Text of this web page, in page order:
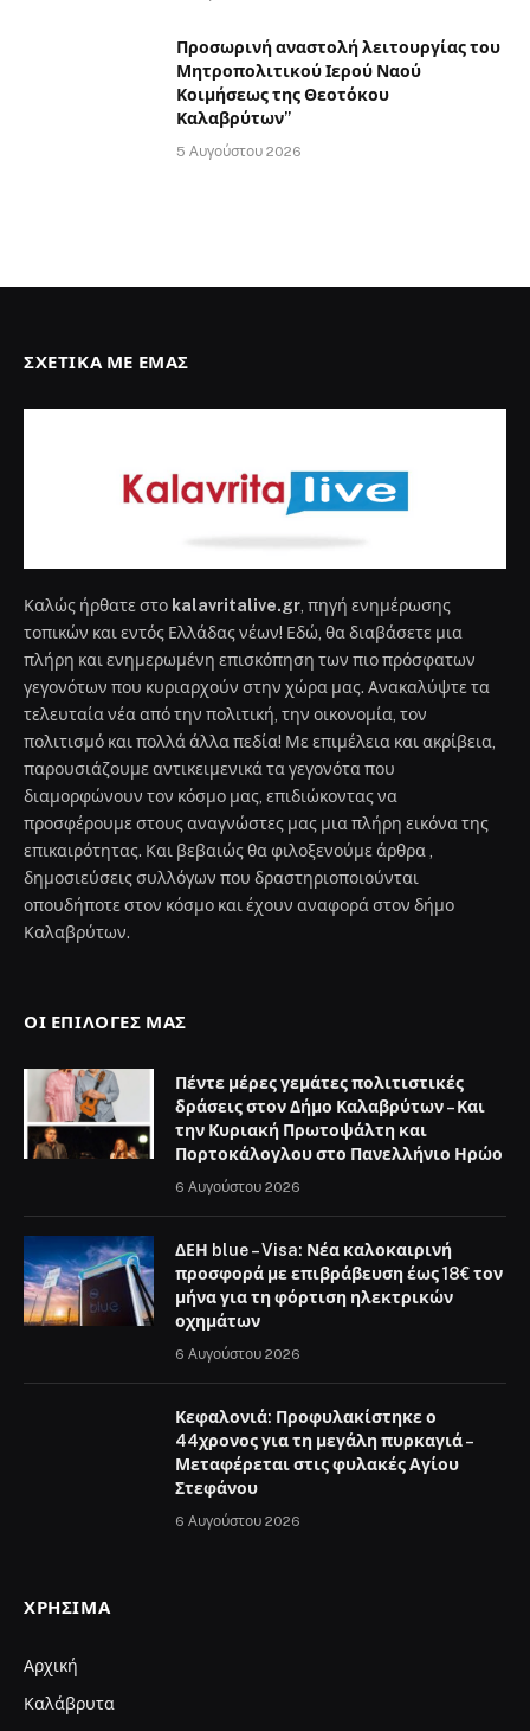
Προσωρινή αναστολή λειτουργίας του
Μητροπολιτικού Ιερού Ναού
Κοιμήσεως της Θεοτόκου
Καλαβρύτων”
5 Αυγούστου 2026
ΣΧΕΤΙΚΆ ΜΕ ΕΜΆΣ
Καλώς ήρθατε στο kalavritalive.gr, πηγή ενημέρωσης
τοπικών και εντός Ελλάδας νέων! Εδώ, θα διαβάσετε μια
πλήρη και ενημερωμένη επισκόπηση των πιο πρόσφατων
γεγονότων που κυριαρχούν στην χώρα μας. Ανακαλύψτε τα
τελευταία νέα από την πολιτική, την οικονομία, τον
πολιτισμό και πολλά άλλα πεδία! Με επιμέλεια και ακρίβεια,
παρουσιάζουμε αντικειμενικά τα γεγονότα που
διαμορφώνουν τον κόσμο μας, επιδιώκοντας να
προσφέρουμε στους αναγνώστες μας μια πλήρη εικόνα της
επικαιρότητας. Και βεβαιώς θα φιλοξενούμε άρθρα ,
δημοσιεύσεις συλλόγων που δραστηριοποιούνται
οπουδήποτε στον κόσμο και έχουν αναφορά στον δήμο
Καλαβρύτων.
ΟΙ ΕΠΙΛΟΓΈΣ ΜΑΣ
Πέντε μέρες γεμάτες πολιτιστικές
δράσεις στον Δήμο Καλαβρύτων – Και
την Κυριακή Πρωτοψάλτη και
Πορτοκάλογλου στο Πανελλήνιο Ηρώο
6 Αυγούστου 2026
ΔΕΗ blue – Visa: Νέα καλοκαιρινή
προσφορά με επιβράβευση έως 18€ τον
μήνα για τη φόρτιση ηλεκτρικών
οχημάτων
6 Αυγούστου 2026
Κεφαλονιά: Προφυλακίστηκε ο
44χρονος για τη μεγάλη πυρκαγιά –
Μεταφέρεται στις φυλακές Αγίου
Στεφάνου
6 Αυγούστου 2026
ΧΡΉΣΙΜΑ
Αρχική
Καλάβρυτα